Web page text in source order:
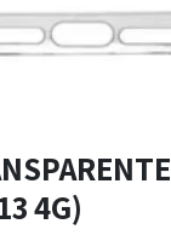
4G)